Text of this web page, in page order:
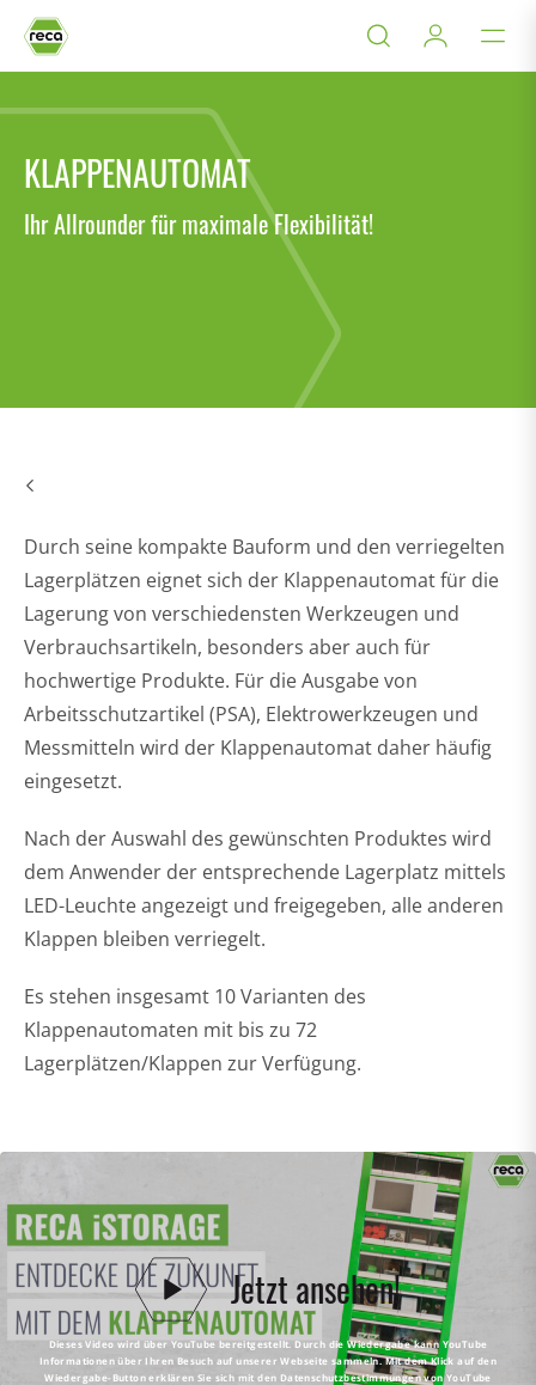
KLAPPENAUTOMAT
Ihr Allrounder für maximale Flexibilität!
Durch seine kompakte Bauform und den verriegelten
Lagerplätzen eignet sich der Klappenautomat für die
Lagerung von verschiedensten Werkzeugen und
Verbrauchsartikeln, besonders aber auch für
hochwertige Produkte. Für die Ausgabe von
Arbeitsschutzartikel (PSA), Elektrowerkzeugen und
Messmitteln wird der Klappenautomat daher häufig
eingesetzt.
Nach der Auswahl des gewünschten Produktes wird
dem Anwender der entsprechende Lagerplatz mittels
LED-Leuchte angezeigt und freigegeben, alle anderen
Klappen bleiben verriegelt.
Es stehen insgesamt 10 Varianten des
Klappenautomaten mit bis zu 72
Lagerplätzen/Klappen zur Verfügung.
Jetzt ansehen!
Dieses Video wird über YouTube bereitgestellt. Durch die Wiedergabe kann YouTube
Informationen über Ihren Besuch auf unserer Webseite sammeln. Mit dem Klick auf den
Wiedergabe-Button erklären Sie sich mit den Datenschutzbestimmungen von YouTube